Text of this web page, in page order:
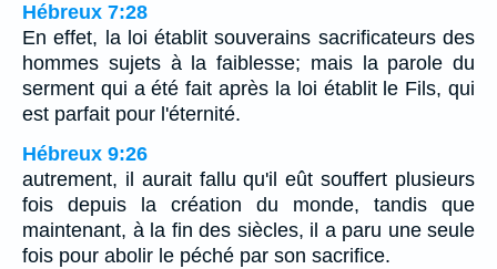
Hébreux 7:28
En effet, la loi établit souverains sacrificateurs des
hommes sujets à la faiblesse; mais la parole du
serment qui a été fait après la loi établit le Fils, qui
est parfait pour l'éternité.
Hébreux 9:26
autrement, il aurait fallu qu'il eût souffert plusieurs
fois depuis la création du monde, tandis que
maintenant, à la fin des siècles, il a paru une seule
fois pour abolir le péché par son sacrifice.